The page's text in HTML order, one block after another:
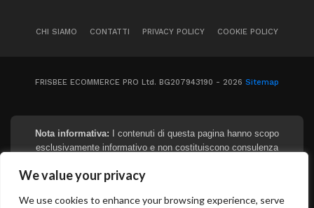
We value your privacy
We use cookies to enhance your browsing experience, serve
CHI SIAMO CONTATTI PRIVACY POLICY COOKIE POLICY
FRISBEE ECOMMERCE PRO Ltd. BG207943190 - 2026 Sitemap
Nota informativa: I contenuti di questa pagina hanno scopo
esclusivamente informativo e non costituiscono consulenza
puramente indicativi e soggetti a variazioni in base al profilo del
qualsiasi contratto, si raccomanda di richiedere e leggere